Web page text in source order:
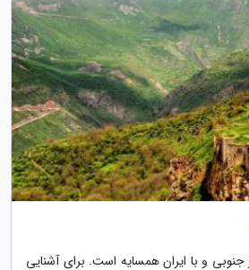
جنوبی و با ایران همسایه است. برای آشنایی